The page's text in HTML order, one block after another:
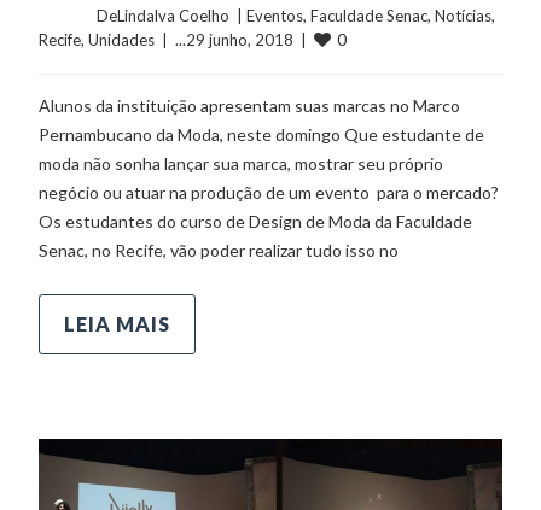
	    	DeLindalva Coelho  |
Eventos, Faculdade Senac, Notícias
Recife, Unidades
  |  ...29 junho, 2018  |
0
Alunos da instituição apresentam suas marcas no Marco
Pernambucano da Moda, neste domingo Que estudante de
moda não sonha lançar sua marca, mostrar seu próprio
negócio ou atuar na produção de um evento para o mercado?
Os estudantes do curso de Design de Moda da Faculdade
Senac, no Recife, vão poder realizar tudo isso no
LEIA MAIS